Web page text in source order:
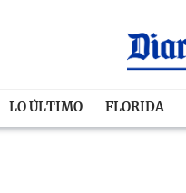
LO ÚLTIMO FLORIDA